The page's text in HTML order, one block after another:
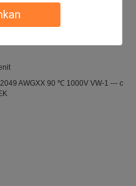
AWGXX 90 ℃ 1000V VW-1 --- c